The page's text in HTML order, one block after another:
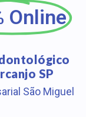
Online
SP
São Miguel